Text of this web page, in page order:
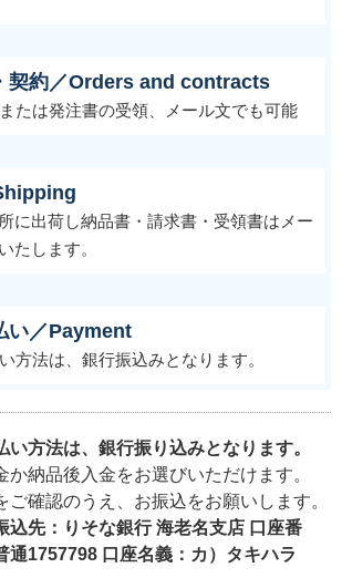
契約／Orders and contracts
たは発注書の受領、メール文でも可能
に出荷し納品書・請求書・受領書はメー
たします。
い／Payment
方法は、銀行振込みとなります。
い方法は、銀行振り込みとなります。
か納品後入金をお選びいただけます。
ご確認のうえ、お振込をお願いします。
込先：りそな銀行 海老名支店 口座番
通1757798 口座名義：カ）タキハラ